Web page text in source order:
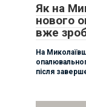
Як на
нового
вже
На
після